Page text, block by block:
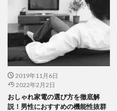
2019年11月6日
2022年2月2日
おしゃれ家電の選び方を徹底解
説！男性におすすめの機能性抜群